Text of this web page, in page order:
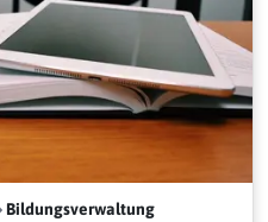
Bildungsverwaltung